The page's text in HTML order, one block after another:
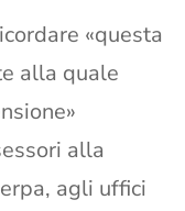
«questa
alla quale
alla
agli uffici